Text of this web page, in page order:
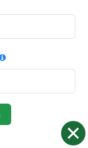
PEMF
sử dụng các
hỗ trợ phục
hợp theo dõi
biến và gửi ghi
hiệu chuẩn
12 tháng, hãy
dẫn khi ứng